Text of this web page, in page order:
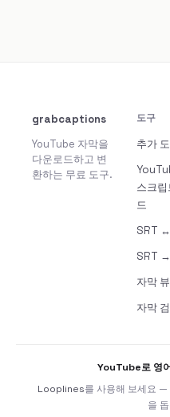
grabcaptions
YouTube 자막을
다운로드하고 변
환하는 무료 도구.
도구
추가
스크
드
SRT
SRT
자막
자막
YouTube로 영
Looplines를 사용해 보세요 —
을